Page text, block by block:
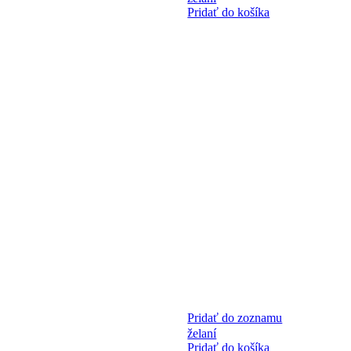
Pridať do košíka
Pridať do zoznamu
želaní
Pridať do košíka